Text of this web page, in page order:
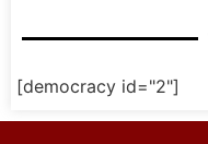
[democracy id="2"]